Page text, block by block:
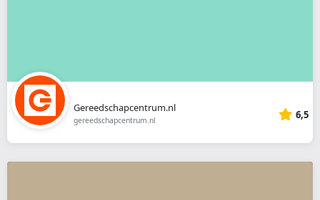
Gereedschapcentrum.nl
gereedschapcentrum.nl 6,5